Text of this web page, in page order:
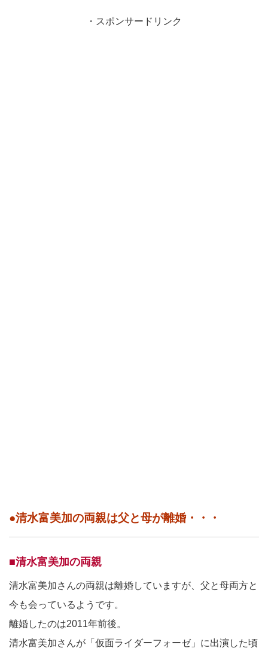
・スポンサードリンク
●清水富美加の両親は父と母が離婚・・・
■清水富美加の両親
清水富美加さんの両親は離婚していますが、父と母両方と
今も会っているようです。
離婚したのは2011年前後。
清水富美加さんが「仮面ライダーフォーゼ」に出演した頃